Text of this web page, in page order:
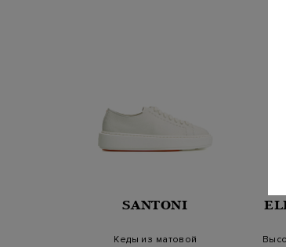
SANTONI
Кеды из матовой